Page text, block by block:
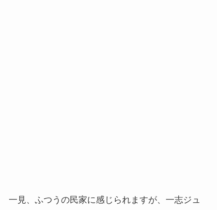
一見、ふつうの民家に感じられますが、一志ジュ